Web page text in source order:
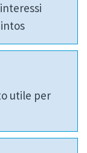
utile per